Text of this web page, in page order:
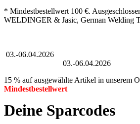
* Mindestbestellwert 100 €.
WELDINGER & Jasic, German Welding
03.-06.04.2026
03.-06.04.2026
15 % auf ausgewählte Artikel in unserem
Mindestbestellwert
Deine Sparcodes